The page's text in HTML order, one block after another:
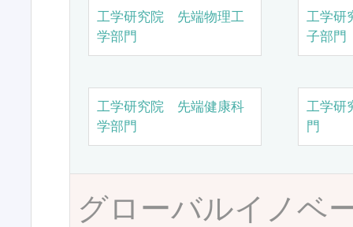
工学研究院 先端物理工
学部門
工学研
子部門
工学研究院 先端健康科
学部門
工学研
門
グローバルイノベ